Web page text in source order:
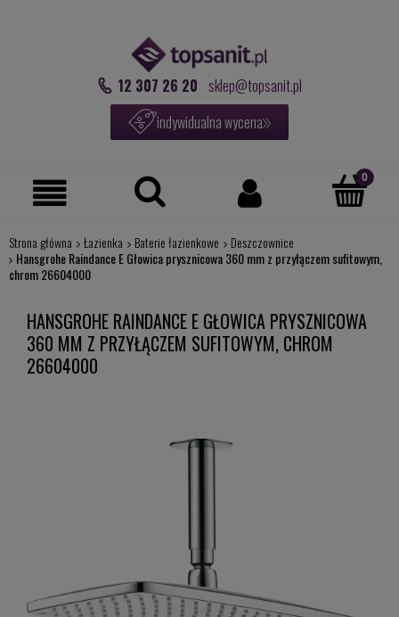
12 307 26 20 sklep@topsanit.pl
indywidualna wycena
Strona główna Łazienka Baterie łazienkowe
Deszczownice
Hansgrohe Raindance E Głowica prysznicowa 360 mm z przyłączem sufitowym,
chrom 26604000
HANSGROHE RAINDANCE E GŁOWICA PRYSZNICOWA
360 MM Z PRZYŁĄCZEM SUFITOWYM, CHROM
26604000